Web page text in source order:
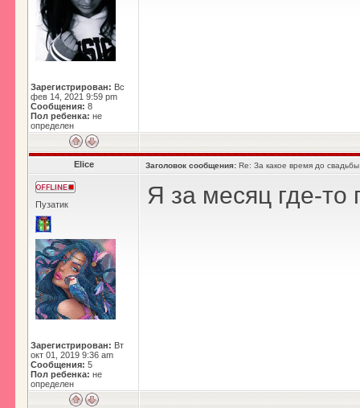
Зарегистрирован: Вс
фев 14, 2021 9:59 pm
Сообщения: 8
Пол ребенка: не
определен
Elice Заголовок сообщения: Re: За какое время до
Пузатик
Зарегистрирован: Вт
окт 01, 2019 9:36 am
Сообщения: 5
Пол ребенка: не
определен
Я за месяц где-то